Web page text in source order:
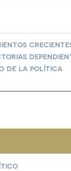
de la política